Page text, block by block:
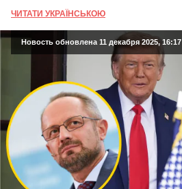
ЧИТАТИ УКРАЇНСЬКОЮ
Новость обновлена 11 декабря 2025, 16:17